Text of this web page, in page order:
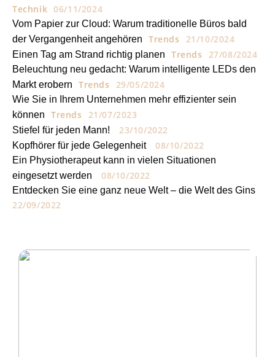
Technik 06/11/2024
Vom Papier zur Cloud: Warum traditionelle Büros bald
der Vergangenheit angehören
Trends 21/10/2024
Einen Tag am Strand richtig planen Trends 27/08/2024
Beleuchtung neu gedacht: Warum intelligente LEDs den
Markt erobern
Trends 29/05/2024
Wie Sie in Ihrem Unternehmen mehr effizienter sein
können
Trends 21/07/2023
Stiefel für jeden Mann! 23/10/2022
Kopfhörer für jede Gelegenheit 08/10/2022
Ein Physiotherapeut kann in vielen Situationen
eingesetzt werden
08/10/2022
Entdecken Sie eine ganz neue Welt – die Welt des Gins
22/09/2022